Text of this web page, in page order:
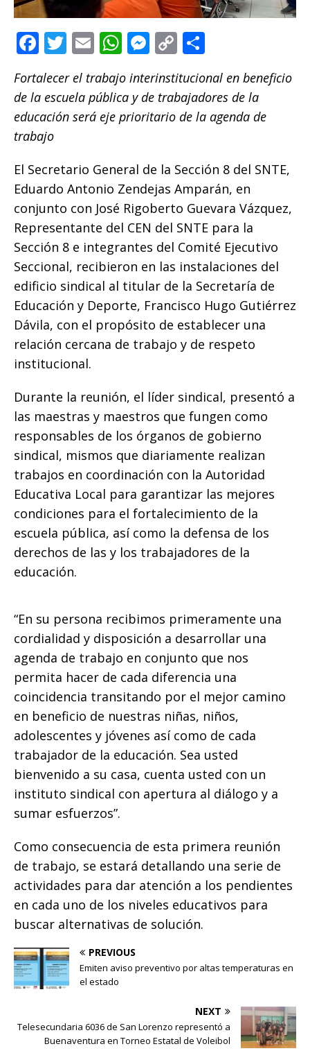
F
a
c
e
b
o
o
k
T
w
it
te
r
E
m
ai
l
W
at
s
A
p
M
ss
e
n
e
r
C
p
y
Li
k
m
p
ar
r
Fortalecer el trabajo interinstitucional en beneficio
de la escuela pública y de trabajadores de la
educación será eje prioritario de la agenda de
trabajo
El Secretario General de la Sección 8 del SNTE,
Eduardo Antonio Zendejas Amparán, en
conjunto con José Rigoberto Guevara Vázquez,
Representante del CEN del SNTE para la
Sección 8 e integrantes del Comité Ejecutivo
Seccional, recibieron en las instalaciones del
edificio sindical al titular de la Secretaría de
Educación y Deporte, Francisco Hugo Gutiérrez
Dávila, con el propósito de establecer una
relación cercana de trabajo y de respeto
institucional.
Durante la reunión, el líder sindical, presentó a
las maestras y maestros que fungen como
responsables de los órganos de gobierno
sindical, mismos que diariamente realizan
trabajos en coordinación con la Autoridad
Educativa Local para garantizar las mejores
condiciones para el fortalecimiento de la
escuela pública, así como la defensa de los
derechos de las y los trabajadores de la
educación.
“En su persona recibimos primeramente una
cordialidad y disposición a desarrollar una
agenda de trabajo en conjunto que nos
permita hacer de cada diferencia una
coincidencia transitando por el mejor camino
en beneficio de nuestras niñas, niños,
adolescentes y jóvenes así como de cada
trabajador de la educación. Sea usted
bienvenido a su casa, cuenta usted con un
instituto sindical con apertura al diálogo y a
sumar esfuerzos”.
Como consecuencia de esta primera reunión
de trabajo, se estará detallando una serie de
actividades para dar atención a los pendientes
en cada uno de los niveles educativos para
buscar alternativas de solución.
PREVIOUS
Emiten aviso preventivo por altas temperaturas en
el estado
NEXT
Telesecundaria 6036 de San Lorenzo representó a
Buenaventura en Torneo Estatal de Voleibol